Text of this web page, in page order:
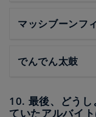
マッシブーンフ
でんでん太鼓
10. 最後、どう
ていたアルバイト